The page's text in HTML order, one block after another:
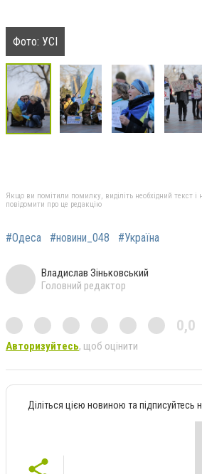
Фото: УСІ
Якщо ви помітили помилку, виділіть необхідний текст і
повідомити про це редакцію
#Одеса #новини_048 #Україна
Владислав Зіньковський
Головний редактор
0,0
Авторизуйтесь, щоб оцінити
Діліться цією новиною та підписуйтесь